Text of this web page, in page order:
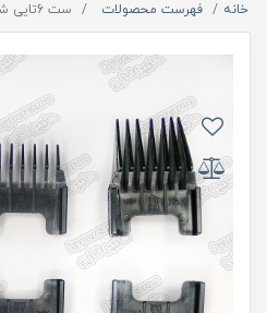
خانه فهرست محصولات ست 6تایی شانه موزر